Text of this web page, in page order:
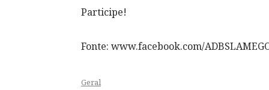
Participe!
Fonte: www.facebook.com/
Geral